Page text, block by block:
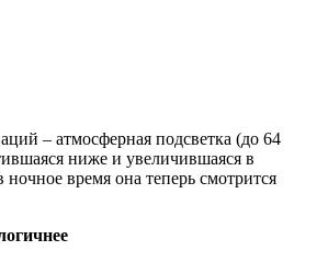
– атмосферная подсветка (до 64
ниже и увеличившаяся в
время она теперь смотрится